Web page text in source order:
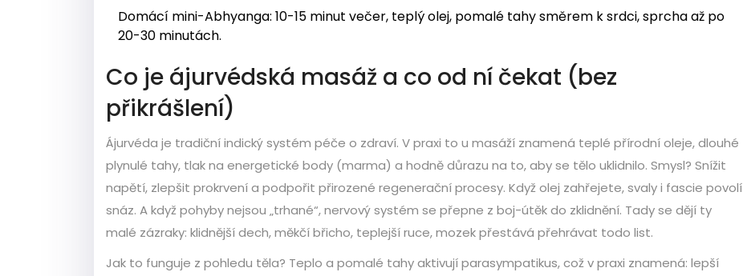
Domácí mini-Abhyanga: 10-15 minut večer, teplý olej, pomalé tahy směrem k srdci, sprcha až po
20-30 minutách.
Co je ájurvédská masáž a co od ní čekat (bez
přikrášlení)
Ájurvéda je tradiční indický systém péče o zdraví. V praxi to u masáží znamená teplé přírodní oleje, dlouhé
plynulé tahy, tlak na energetické body (marma) a hodně důrazu na to, aby se tělo uklidnilo. Smysl? Snížit
napětí, zlepšit prokrvení a podpořit přirozené regenerační procesy. Když olej zahřejete, svaly i fascie povolí
snáz. A když pohyby nejsou „trhané“, nervový systém se přepne z boj-útěk do zklidnění. Tady se dějí ty
malé zázraky: klidnější dech, měkčí břicho, teplejší ruce, mozek přestává přehrávat todo list.
Jak to funguje z pohledu těla? Teplo a pomalé tahy aktivují parasympatikus, což v praxi znamená: lepší